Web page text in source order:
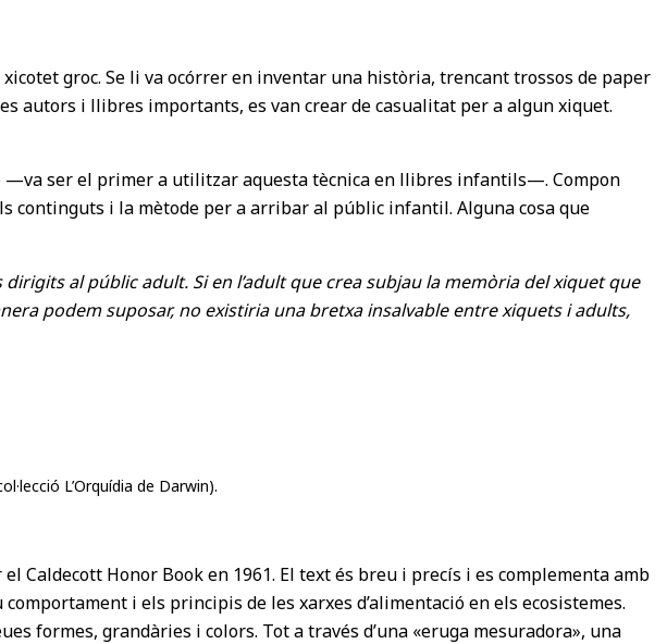
groc. Se li va ocórrer en inventar una història, trencant trossos de paper
autors i llibres importants, es van crear de casualitat per a algun xiquet.
ser el primer a utilitzar aquesta tècnica en llibres infantils—. Compon
i la mètode per a arribar al públic infantil. Alguna cosa que
al públic adult. Si en l’adult que crea subjau la memòria del xiquet que
podem suposar, no existiria una bretxa insalvable entre xiquets i adults,
L’Orquídia de Darwin).
Caldecott Honor Book en 1961. El text és breu i precís i es complementa amb
i els principis de les xarxes d’alimentació en els ecosistemes.
formes, grandàries i colors. Tot a través d’una «eruga mesuradora», una